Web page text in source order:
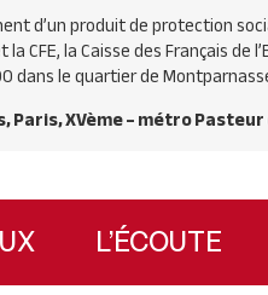
d’un produit de protection
laCFE, la Caisse des Français de
dans le quartier de
Paris, XVème – métro
L’ÉCOUTE